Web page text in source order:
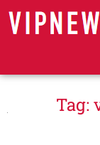
Tag: